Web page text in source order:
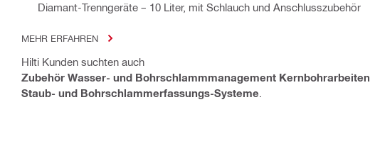
Diamant-Trenngeräte – 10 Liter, mit Schlauch und Anschlusszubehör
MEHR ERFAHREN
Hilti Kunden suchten auch
Zubehör Wasser- und Bohrschlammmanagement Kernbohrarbeiten
Staub- und Bohrschlammerfassungs-Systeme